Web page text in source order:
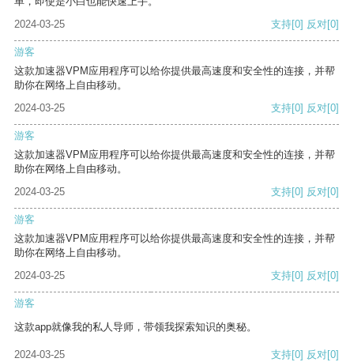
2024-03-25
支持[0] 反对[0]
游客
这款加速器VPM应用程序可以给你提供最高速度和安全性的连接，并帮
助你在网络上自由移动。
2024-03-25
支持[0] 反对[0]
游客
这款加速器VPM应用程序可以给你提供最高速度和安全性的连接，并帮
助你在网络上自由移动。
2024-03-25
支持[0] 反对[0]
游客
这款加速器VPM应用程序可以给你提供最高速度和安全性的连接，并帮
助你在网络上自由移动。
2024-03-25
支持[0] 反对[0]
游客
这款app就像我的私人导师，带领我探索知识的奥秘。
2024-03-25 支持[0] 反对[0]